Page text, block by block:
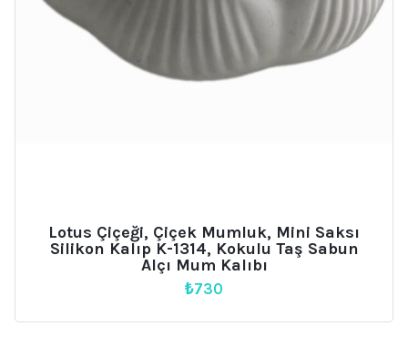
Lotus Çiçeği, Çiçek Mumluk, Mini Saksı
Silikon Kalıp K-1314, Kokulu Taş Sabun
Alçı Mum Kalıbı
₺730